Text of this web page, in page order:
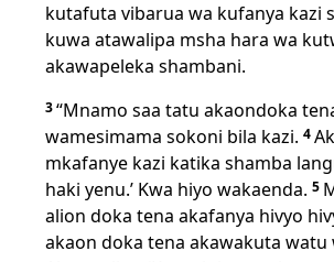
kutafuta vibarua wa kufanya kazi
kuwa atawalipa msha hara wa
akawapeleka shambani.
3“Mnamo saa tatu akaondoka
wamesimama sokoni bila kazi. 4
mkafanye kazi katika shamba
haki yenu.’ Kwa hiyo wakaenda. 5
alion doka tena akafanya hivyo
akaon doka tena akawakuta